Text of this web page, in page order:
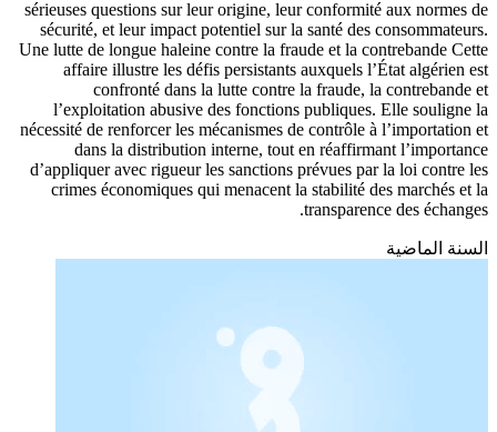
sérieuses questions sur leur origine, leur conformité aux normes de
sécurité, et leur impact potentiel sur la santé des consommateurs.
Une lutte de longue haleine contre la fraude et la contrebande Cette
affaire illustre les défis persistants auxquels l’État algérien est
confronté dans la lutte contre la fraude, la contrebande et
l’exploitation abusive des fonctions publiques. Elle souligne la
nécessité de renforcer les mécanismes de contrôle à l’importation et
dans la distribution interne, tout en réaffirmant l’importance
d’appliquer avec rigueur les sanctions prévues par la loi contre les
crimes économiques qui menacent la stabilité des marchés et la
transparence des échanges.
السنة الماضية